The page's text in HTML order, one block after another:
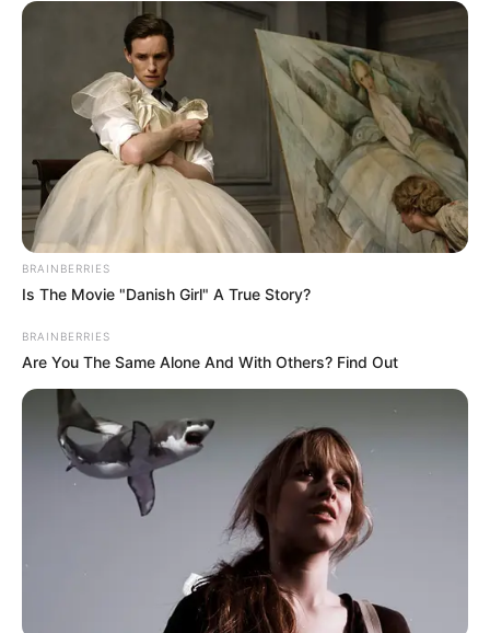
Films To Make You Question Everything You Know
About Cinema
To Steamy To Stream? Not For The Bridgertons! 9